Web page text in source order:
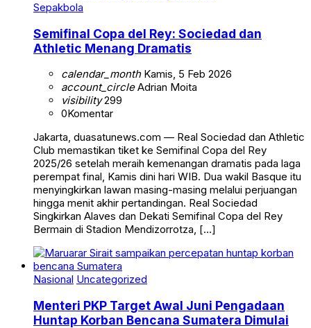
Sepakbola
Semifinal Copa del Rey: Sociedad dan
Athletic Menang Dramatis
calendar_monthKamis, 5 Feb 2026
account_circleAdrian Moita
visibility299
0Komentar
Jakarta, duasatunews.com — Real Sociedad dan Athletic
Club memastikan tiket ke Semifinal Copa del Rey
2025/26 setelah meraih kemenangan dramatis pada laga
perempat final, Kamis dini hari WIB. Dua wakil Basque itu
menyingkirkan lawan masing-masing melalui perjuangan
hingga menit akhir pertandingan. Real Sociedad
Singkirkan Alaves dan Dekati Semifinal Copa del Rey
Bermain di Stadion Mendizorrotza, […]
Nasional Uncategorized
Menteri PKP Target Awal Juni Pengadaan
Huntap Korban Bencana Sumatera Dimulai